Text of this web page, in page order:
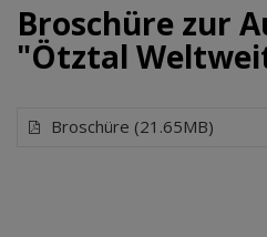
Broschüre zur
"Ötztal
Broschüre (21.65MB)